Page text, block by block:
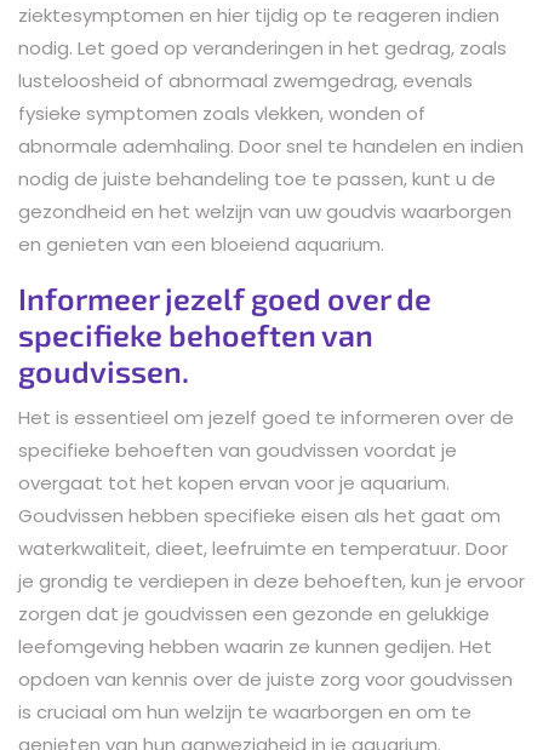
ziektesymptomen en hier tijdig op te reageren indien
nodig. Let goed op veranderingen in het gedrag, zoals
lusteloosheid of abnormaal zwemgedrag, evenals
fysieke symptomen zoals vlekken, wonden of
abnormale ademhaling. Door snel te handelen en indien
nodig de juiste behandeling toe te passen, kunt u de
gezondheid en het welzijn van uw goudvis waarborgen
en genieten van een bloeiend aquarium.
Informeer jezelf goed over de
specifieke behoeften van
goudvissen.
Het is essentieel om jezelf goed te informeren over de
specifieke behoeften van goudvissen voordat je
overgaat tot het kopen ervan voor je aquarium.
Goudvissen hebben specifieke eisen als het gaat om
waterkwaliteit, dieet, leefruimte en temperatuur. Door
je grondig te verdiepen in deze behoeften, kun je ervoor
zorgen dat je goudvissen een gezonde en gelukkige
leefomgeving hebben waarin ze kunnen gedijen. Het
opdoen van kennis over de juiste zorg voor goudvissen
is cruciaal om hun welzijn te waarborgen en om te
genieten van hun aanwezigheid in je aquarium.